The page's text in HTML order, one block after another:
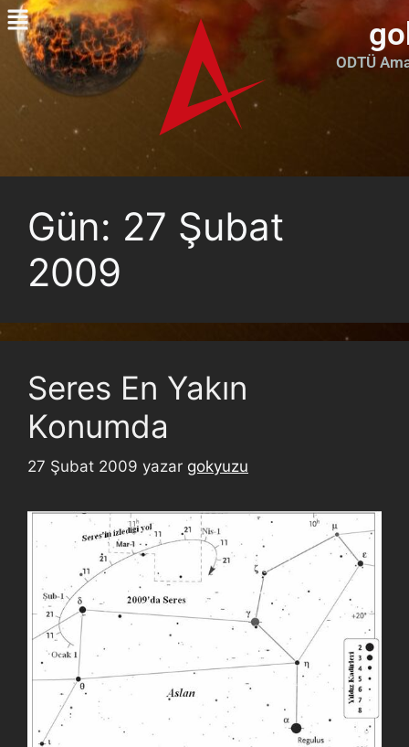
ODTÜ
Gün: 27 Şubat
2009
Seres En Yakın
Konumda
27 Şubat 2009 yazar gokyuzu